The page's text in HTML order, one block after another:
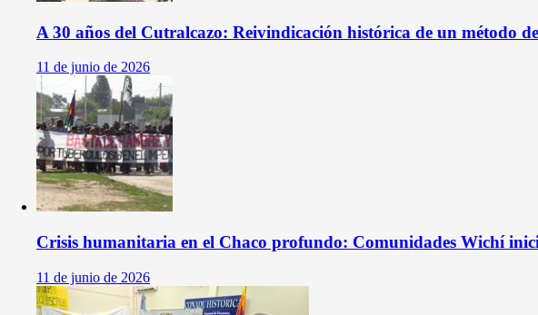
A 30 años del Cutralcazo: Reivindicación histórica de un método
11 de junio de 2026
Crisis humanitaria en el Chaco profundo: Comunidades Wichí
11 de junio de 2026